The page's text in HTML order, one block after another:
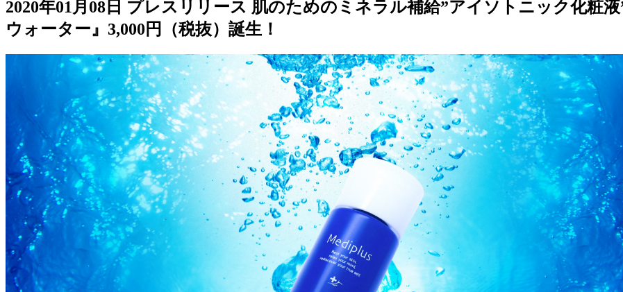
2020年01月08日 プレスリリース 肌のためのミネラル補給”アイソトニック化粧
ウォーター』3,000円（税抜）誕生！